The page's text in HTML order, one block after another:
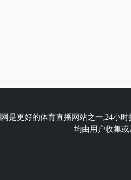
网是更好的体育直播网站之一,24小
均由用户收集或